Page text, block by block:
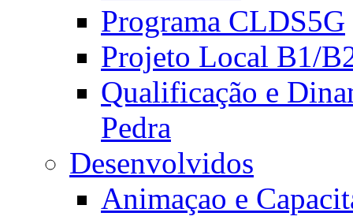
Programa CLDS5G
Projeto Local B1/
Qualificação e
Pedra
Desenvolvidos
Animaçao e